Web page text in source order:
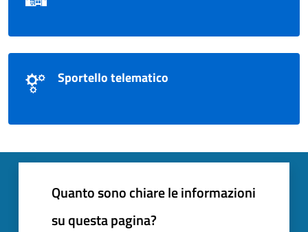
Sportello telematico
Quanto sono chiare le informazioni
su questa pagina?